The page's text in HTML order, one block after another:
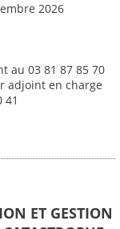
2026
au 03 81 87 85 70
adjoint en charge
41
ET GESTION